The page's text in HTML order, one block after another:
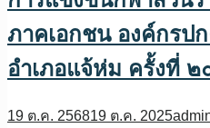
ภาคเอกชน องค์กรป
อำเภอแจ้ห่ม ครั้งที่
19 ต.ค. 256819 ต.ค. 2025